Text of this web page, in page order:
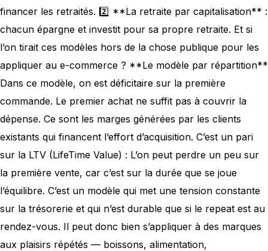
financer les retraités. 2️⃣ **La retraite par capitalisation** :
chacun épargne et investit pour sa propre retraite. Et si
l’on tirait ces modèles hors de la chose publique pour les
appliquer au e-commerce ? **Le modèle par répartition**
Dans ce modèle, on est déficitaire sur la première
commande. Le premier achat ne suffit pas à couvrir la
dépense. Ce sont les marges générées par les clients
existants qui financent l’effort d’acquisition. C’est un pari
sur la LTV (LifeTime Value) : L’on peut perdre un peu sur
la première vente, car c’est sur la durée que se joue
l’équilibre. C’est un modèle qui met une tension constante
sur la trésorerie et qui n’est durable que si le repeat est au
rendez-vous. Il peut donc bien s’appliquer à des marques
aux plaisirs répétés — boissons, alimentation,